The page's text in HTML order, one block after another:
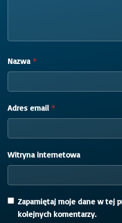
Nazwa *
Adres email *
Witryna internetowa
Zapamiętaj moje dane w tej
kolejnych komentarzy.